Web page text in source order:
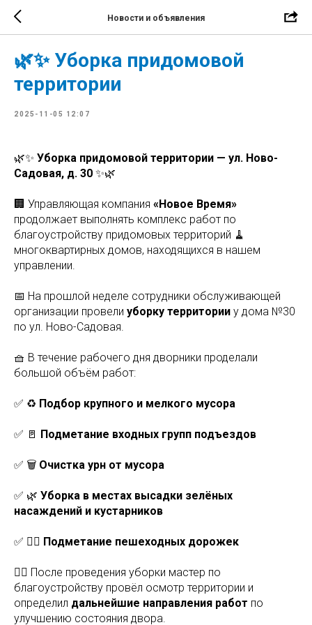
Новости и объявления
🌿✨ Уборка придомовой
территории
2025-11-05 12:07
🌿✨ Уборка придомовой территории — ул. Ново-
Садовая, д. 30 ✨🌿
🏢 Управляющая компания «Новое Время»
продолжает выполнять комплекс работ по
благоустройству придомовых территорий 🧹
многоквартирных домов, находящихся в нашем
управлении.
📅 На прошлой неделе сотрудники обслуживающей
организации провели уборку территории у дома №30
по ул. Ново-Садовая.
🧺 В течение рабочего дня дворники проделали
большой объём работ:
✅ ♻️ Подбор крупного и мелкого мусора
✅ 🚪 Подметание входных групп подъездов
✅ 🗑️ Очистка урн от мусора
✅ 🌿 Уборка в местах высадки зелёных
насаждений и кустарников
✅ 🚶‍♀️ Подметание пешеходных дорожек
👷‍♂️ После проведения уборки мастер по
благоустройству провёл осмотр территории и
определил дальнейшие направления работ по
улучшению состояния двора.